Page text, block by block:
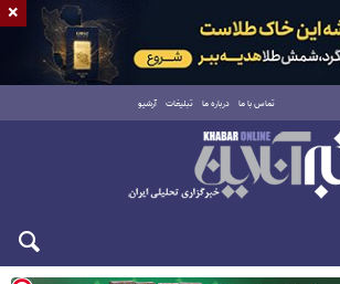
تماس با ما درباره ما تبلیغات آرشیو
یکشنبه ۱۸ مرداد ۱۴۰۵
×